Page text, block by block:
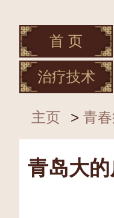
首 页
治疗技术
主页 > 青
青岛大